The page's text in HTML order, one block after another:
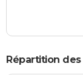
Répartition